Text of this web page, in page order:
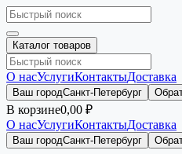
Каталог товаров
О насУслугиКонтактыДоставка
Ваш городСанкт-Петербург
В корзине0,00 ₽
О насУслугиКонтактыДоставка
Ваш городСанкт-Петербург